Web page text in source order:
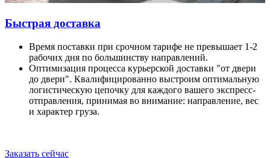
Быстрая доставка
Время поставки при срочном тарифе не превышает 1-2
рабочих дня по большинству направлений.
Оптимизация процесса курьерской доставки "от двери
до двери". Квалифицированно выстроим оптимальную
логистическую цепочку для каждого вашего экспресс-
отправления, принимая во внимание: направление, вес
и характер груза.
Заказать сейчас